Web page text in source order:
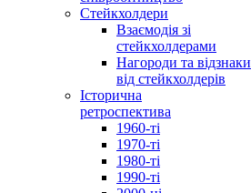
Стейкхолдери
Взаємодія зі
стейкхолдерами
Нагороди та відзнаки
від стейкхолдерів
Історична
ретроспектива
1960-ті
1970-ті
1980-ті
1990-ті